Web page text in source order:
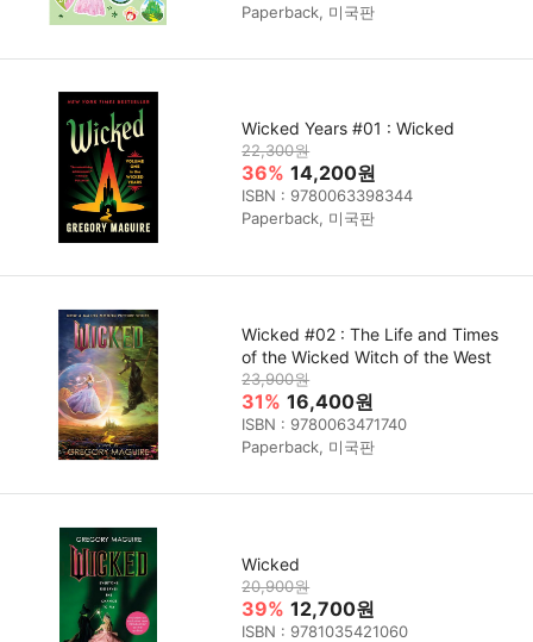
Paperback, 미국판
Wicked Years #01 : Wicked
22,300원
36% 14,200원
ISBN : 9780063398344
Paperback, 미국판
Wicked #02 : The Life and Times
of the Wicked Witch of the West
23,900원
31% 16,400원
ISBN : 9780063471740
Paperback, 미국판
Wicked
20,900원
39% 12,700원
ISBN : 9781035421060